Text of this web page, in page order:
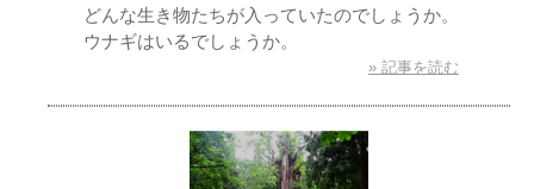
どんな生き物たちが入っていたのでしょうか。
ウナギはいるでしょうか。
» 記事を読む